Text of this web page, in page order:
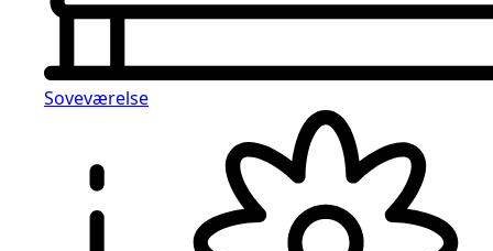
Soveværelse